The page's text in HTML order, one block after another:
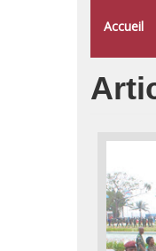
Accueil